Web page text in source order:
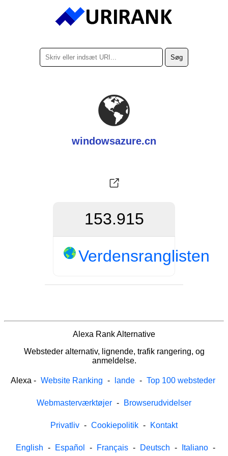
windowsazure.cn
153.915
Verdensranglisten
Alexa Rank Alternative
Websteder alternativ, lignende, trafik rangering, og
anmeldelse.
Alexa - Website Ranking - lande - Top 100 websteder
Webmasterværktøjer - Browserudvidelser
Privatliv - Cookiepolitik - Kontakt
English - Español - Français - Deutsch - Italiano -